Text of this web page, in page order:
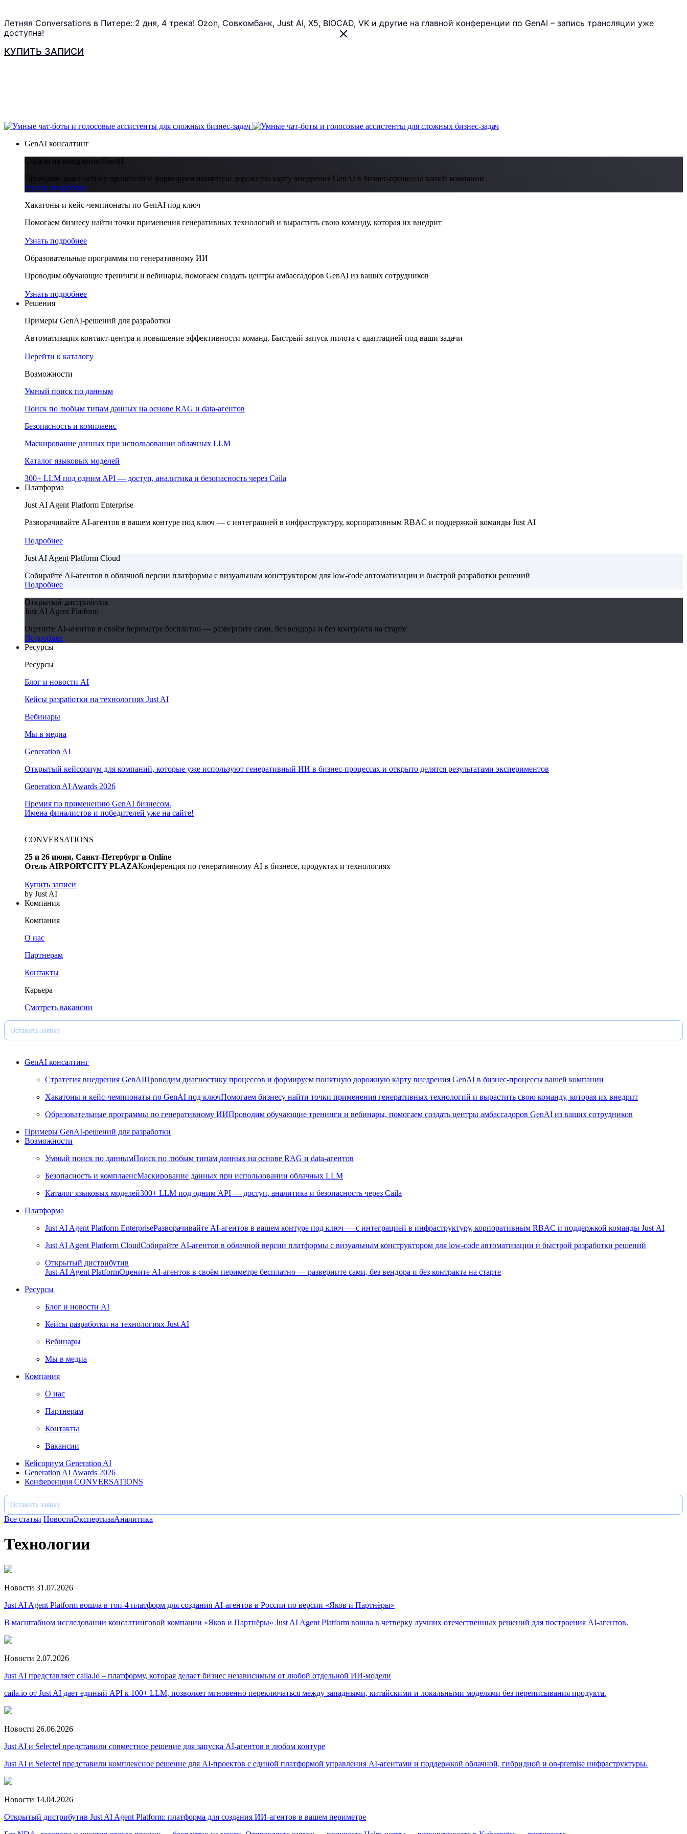
Летняя Conversations в Питере: 2 дня, 4 трека! Ozon, Совкомбанк, Just AI, X5, BIOCAD, VK и другие на главной конференции по GenAI – запись трансляции уже
доступна!
КУПИТЬ ЗАПИСИ
GenAI консалтинг
Стратегия внедрения GenAI
Проводим диагностику процессов и формируем понятную дорожную карту внедрения GenAI в бизнес-процессы вашей компании
Узнать подробнее
Хакатоны и кейс-чемпионаты по GenAI под ключ
Помогаем бизнесу найти точки применения генеративных технологий и вырастить свою команду, которая их внедрит
Узнать подробнее
Образовательные программы по генеративному ИИ
Проводим обучающие тренинги и вебинары, помогаем создать центры амбассадоров GenAI из ваших сотрудников
Узнать подробнее
Решения
Примеры GenAI-решений для разработки
Автоматизация контакт-центра и повышение эффективности команд. Быстрый запуск пилота с адаптацией под ваши задачи
Перейти к каталогу
Возможности
Умный поиск по данным
Поиск по любым типам данных на основе RAG и data-агентов
Безопасность и комплаенс
Маскирование данных при использовании облачных LLM
Каталог языковых моделей
300+ LLM под одним API — доступ, аналитика и безопасность через Caila
Платформа
Just AI Agent Platform Enterprise
Разворачивайте AI-агентов в вашем контуре под ключ — с интеграцией в инфраструктуру, корпоративным RBAC и поддержкой команды Just AI
Подробнее
Just AI Agent Platform Cloud
Собирайте AI-агентов в облачной версии платформы с визуальным конструктором для low-code автоматизации и быстрой разработки решений
Подробнее
Открытый дистрибутив
Just AI Agent Platform
Оцените AI-агентов в своём периметре бесплатно — разверните сами, без вендора и без контракта на старте
Подробнее
Ресурсы
Ресурсы
Блог и новости AI
Кейсы разработки на технологиях Just AI
Вебинары
Мы в медиа
Generation AI
Открытый кейсориум для компаний, которые уже используют генеративный ИИ в бизнес-процессах и открыто делятся результатами экспериментов
Generation AI Awards 2026
Премия по применению GenAI бизнесом.
Имена финалистов и победителей уже на сайте!
CONVERSATIONS
25 и 26 июня, Санкт-Петербург и Online
Отель AIRPORTCITY PLAZAКонференция по генеративному AI в бизнесе, продуктах и технологиях
Купить записи
by Just AI
Компания
Компания
О нас
Партнерам
Контакты
Карьера
Смотреть вакансии
Оставить заявку
GenAI консалтинг
Стратегия внедрения GenAIПроводим диагностику процессов и формируем понятную дорожную карту внедрения GenAI в бизнес-процессы вашей компании
Хакатоны и кейс-чемпионаты по GenAI под ключПомогаем бизнесу найти точки применения генеративных технологий и вырастить свою команду, которая их внедрит
Образовательные программы по генеративному ИИПроводим обучающие тренинги и вебинары, помогаем создать центры амбассадоров GenAI из ваших сотрудников
Примеры GenAI-решений для разработки
Возможности
Умный поиск по даннымПоиск по любым типам данных на основе RAG и data-агентов
Безопасность и комплаенсМаскирование данных при использовании облачных LLM
Каталог языковых моделей300+ LLM под одним API — доступ, аналитика и безопасность через Caila
Платформа
Just AI Agent Platform EnterpriseРазворачивайте AI-агентов в вашем контуре под ключ — с интеграцией в инфраструктуру, корпоративным RBAC и поддержкой команды Just AI
Just AI Agent Platform CloudСобирайте AI-агентов в облачной версии платформы с визуальным конструктором для low-code автоматизации и быстрой разработки решений
Открытый дистрибутив
Just AI Agent PlatformОцените AI-агентов в своём периметре бесплатно — разверните сами, без вендора и без контракта на старте
Ресурсы
Блог и новости AI
Кейсы разработки на технологиях Just AI
Вебинары
Мы в медиа
Компания
О нас
Партнерам
Контакты
Вакансии
Кейсориум Generation AI
Generation AI Awards 2026
Конференция CONVERSATIONS
Оставить заявку
Все статьи НовостиЭкспертизаАналитика
Технологии
Новости 31.07.2026
Just AI Agent Platform вошла в топ-4 платформ для создания AI-агентов в России по версии «Яков и Партнёры»
В масштабном исследовании консалтинговой компании «Яков и Партнёры» Just AI Agent Platform вошла в четверку лучших отечественных решений для построения AI-агентов.
Новости 2.07.2026
Just AI представляет caila.io – платформу, которая делает бизнес независимым от любой отдельной ИИ-модели
caila.io от Just AI дает единый API к 100+ LLM, позволяет мгновенно переключаться между западными, китайскими и локальными моделями без переписывания продукта.
Новости 26.06.2026
Just AI и Selectel представили совместное решение для запуска AI-агентов в любом контуре
Just AI и Selectel представили комплексное решение для AI-проектов с единой платформой управления AI-агентами и поддержкой облачной, гибридной и on-premise инфраструктуры.
Новости 14.04.2026
Открытый дистрибутив Just AI Agent Platform: платформа для создания ИИ-агентов в вашем периметре